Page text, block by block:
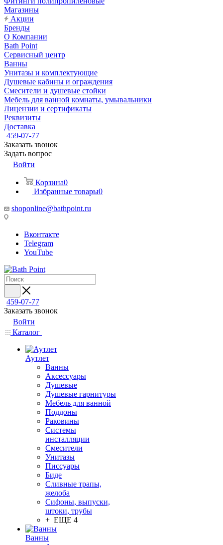
Магазины
Акции
Бренды
О Компании
Bath Point
Сервисный центр
Ванны
Унитазы и комплектующие
Душевые кабины и ограждения
Смесители и душевые стойки
Мебель для ванной комнаты, умывальники
Лицензии и сертификаты
Реквизиты
Доставка
459-07-77
Заказать звонок
Задать вопрос
Войти
Корзина0
Избранные товары0
shoponline@bathpoint.ru
Вконтакте
Telegram
YouTube
459-07-77
Заказать звонок
Войти
Каталог
Аутлет
Ванны
Аксессуары
Душевые
Душевые гарнитуры
Мебель для ванной
Поддоны
Раковины
Системы
инсталляции
Смесители
Унитазы
Писсуары
Биде
Сливные трапы,
желоба
Сифоны, выпуски,
штоки, трубы
+ ЕЩЕ 4
Ванны